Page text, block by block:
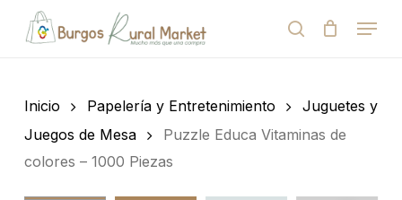
de
search
Menu
Cart
Inicio Papelería y Entretenimiento
Juguetes y
Juegos de Mesa
Puzzle Educa Vitaminas de
colores – 1000 Piezas